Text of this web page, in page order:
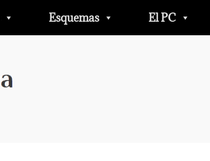
Esquemas El PC